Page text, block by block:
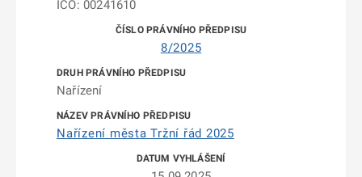
IČO: 00241610
8/2025
Nařízení
Nařízení města Tržní řád 2025